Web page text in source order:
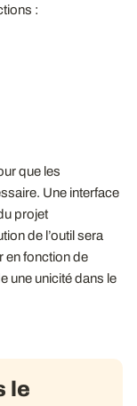
:
que les
Une interface
projet
de l’outil sera
en fonction de
une unicité dans le
le